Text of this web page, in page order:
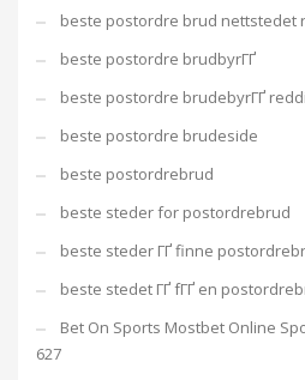
beste postordre brud nettstedet
beste postordre brudbyrГҐ
beste postordre brudebyrГҐ
beste postordre brudeside
beste postordrebrud
beste steder for postordrebrud
beste steder ГҐ finne
beste stedet ГҐ fГҐ en
Bet On Sports Mostbet Online
627